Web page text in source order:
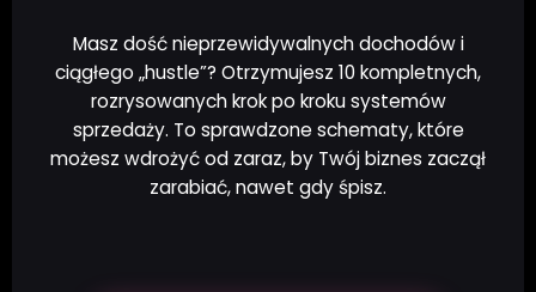
Masz dość nieprzewidywalnych dochodów i
ciągłego „hustle”? Otrzymujesz 10 kompletnych,
rozrysowanych krok po kroku systemów
sprzedaży. To sprawdzone schematy, które
możesz wdrożyć od zaraz, by Twój biznes zaczął
zarabiać, nawet gdy śpisz.